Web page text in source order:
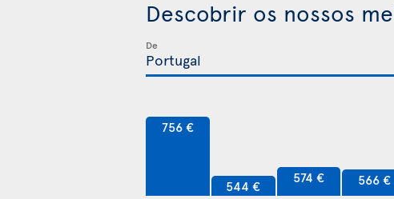
Descobrir os nossos
De
756 €
544 € 574 € 566 €